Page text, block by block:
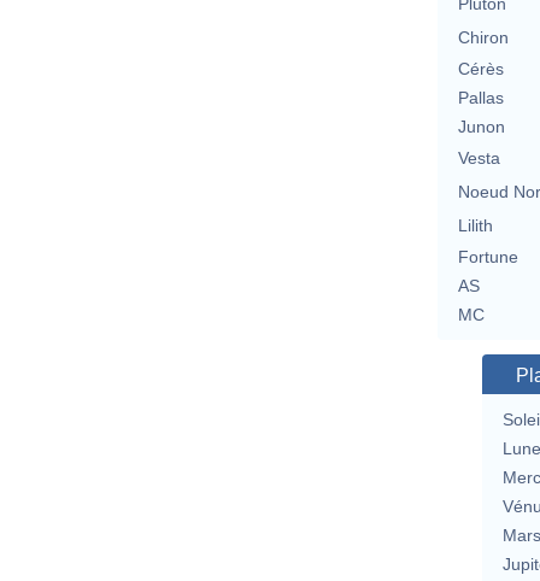
Pluton
Chiron
Cérès
Pallas
Junon
Vesta
Noeud
Lilith
Fortune
AS
MC
Lune
Mars